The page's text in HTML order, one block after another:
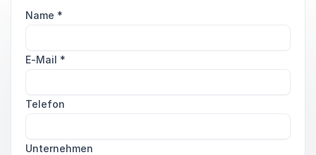
Name *
E-Mail *
Telefon
Unternehmen